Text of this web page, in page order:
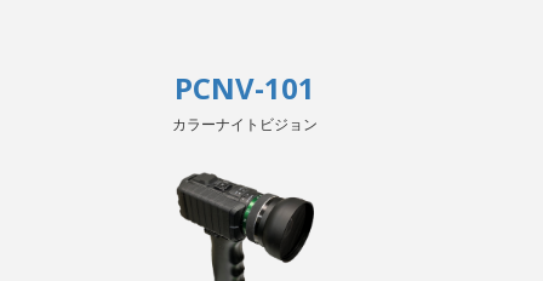
PCNV-101
カラーナイトビジョン